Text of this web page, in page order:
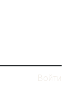
Войти